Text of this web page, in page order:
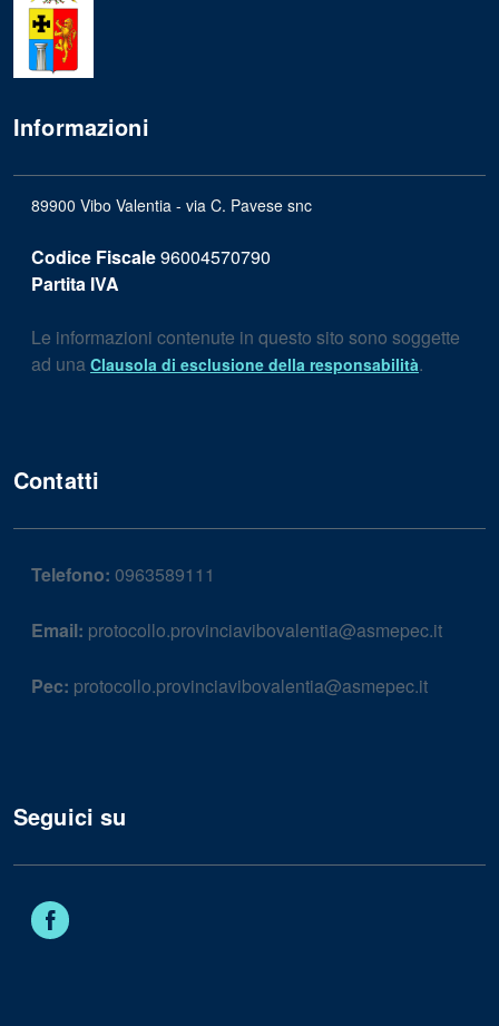
Informazioni
89900 Vibo Valentia - via C. Pavese snc
Codice Fiscale96004570790
Partita IVA
Le informazioni contenute in questo sito sono soggette
ad una Clausola di esclusione della responsabilità.
Contatti
Telefono: 0963589111
Email: protocollo.provinciavibovalentia@asmepec.it
Pec: protocollo.provinciavibovalentia@asmepec.it
Seguici su